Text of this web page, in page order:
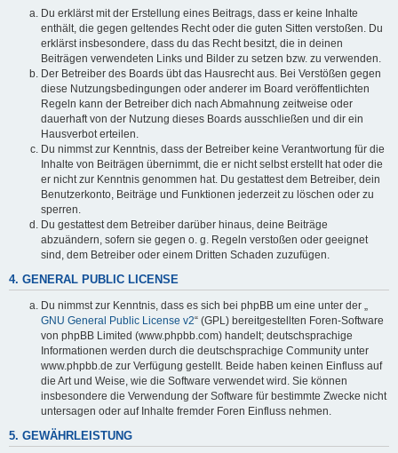
Du erklärst mit der Erstellung eines Beitrags, dass er keine Inhalte
enthält, die gegen geltendes Recht oder die guten Sitten verstoßen. Du
erklärst insbesondere, dass du das Recht besitzt, die in deinen
Beiträgen verwendeten Links und Bilder zu setzen bzw. zu verwenden.
Der Betreiber des Boards übt das Hausrecht aus. Bei Verstößen gegen
diese Nutzungsbedingungen oder anderer im Board veröffentlichten
Regeln kann der Betreiber dich nach Abmahnung zeitweise oder
dauerhaft von der Nutzung dieses Boards ausschließen und dir ein
Hausverbot erteilen.
Du nimmst zur Kenntnis, dass der Betreiber keine Verantwortung für die
Inhalte von Beiträgen übernimmt, die er nicht selbst erstellt hat oder die
er nicht zur Kenntnis genommen hat. Du gestattest dem Betreiber, dein
Benutzerkonto, Beiträge und Funktionen jederzeit zu löschen oder zu
sperren.
Du gestattest dem Betreiber darüber hinaus, deine Beiträge
abzuändern, sofern sie gegen o. g. Regeln verstoßen oder geeignet
sind, dem Betreiber oder einem Dritten Schaden zuzufügen.
4. GENERAL PUBLIC LICENSE
Du nimmst zur Kenntnis, dass es sich bei phpBB um eine unter der „
GNU General Public License v2“ (GPL) bereitgestellten Foren-Software
von phpBB Limited (www.phpbb.com) handelt; deutschsprachige
Informationen werden durch die deutschsprachige Community unter
www.phpbb.de zur Verfügung gestellt. Beide haben keinen Einfluss auf
die Art und Weise, wie die Software verwendet wird. Sie können
insbesondere die Verwendung der Software für bestimmte Zwecke nicht
untersagen oder auf Inhalte fremder Foren Einfluss nehmen.
5. GEWÄHRLEISTUNG